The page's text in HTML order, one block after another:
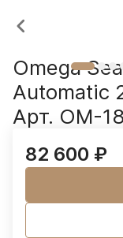
Omega
Automatic
Арт. OM-
82 600 ₽